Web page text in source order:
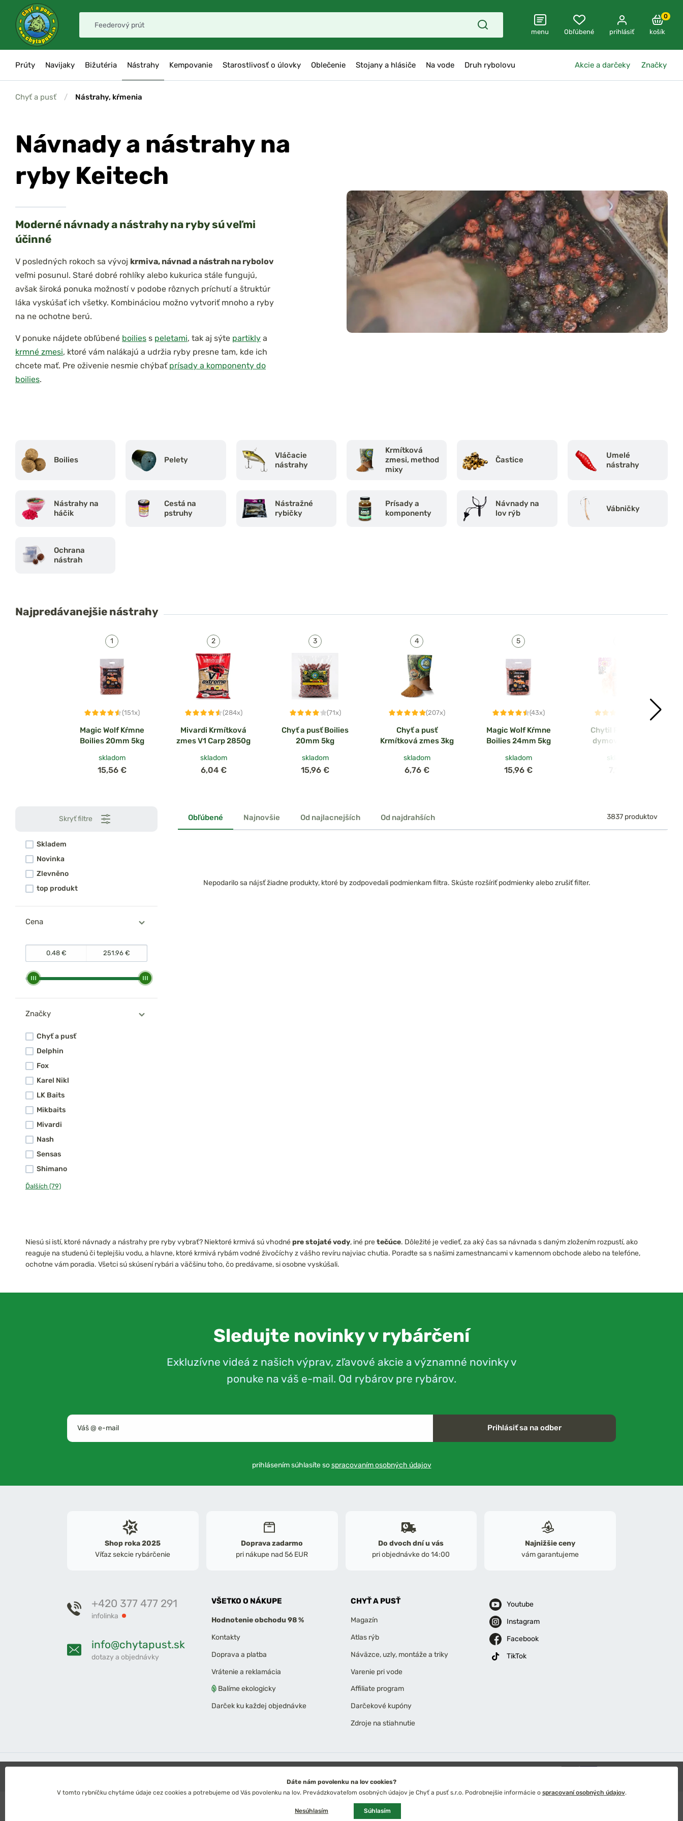
menu Obľúbené prihlásiť
0
košík
Prúty Navijaky Bižutéria Nástrahy Kempovanie Starostlivosť o úlovky Oblečenie Stojany a hlásiče Na vode Druh rybolovu Akcie a darčeky Značky
Chyť a pusť / Nástrahy, kŕmenia
Návnady a nástrahy na
ryby Keitech
Moderné návnady a nástrahy na ryby sú veľmi
účinné
V posledných rokoch sa vývoj krmiva, návnad a nástrah na rybolov
veľmi posunul. Staré dobré rohlíky alebo kukurica stále fungujú,
avšak široká ponuka možností v podobe rôznych príchutí a štruktúr
láka vyskúšať ich všetky. Kombináciou možno vytvoriť mnoho a ryby
na ne ochotne berú.
V ponuke nájdete obľúbené boilies s peletami, tak aj sýte partikly a
krmné zmesi, ktoré vám nalákajú a udržia ryby presne tam, kde ich
chcete mať. Pre oživenie nesmie chýbať prísady a komponenty do
boilies.
Boilies Pelety
Vláčacie
nástrahy
Krmítková
zmesi, method
mixy
Častice
Umelé
nástrahy
Nástrahy na
háčik
Cestá na
pstruhy
Nástražné
rybičky
Prísady a
komponenty
Návnady na
lov rýb
Vábničky
Ochrana
nástrah
Najpredávanejšie nástrahy
(151x)
Magic Wolf Kŕmne
Boilies 20mm 5kg
skladom
15,56 €
(284x)
Mivardi Krmítková
zmes V1 Carp 2850g
skladom
6,04 €
(71x)
Chyť a pusť Boilies
20mm 5kg
skladom
15,96 €
(207x)
Chyť a pusť
Krmítková zmes 3kg
skladom
6,76 €
(43x)
Magic Wolf Kŕmne
Boilies 24mm 5kg
skladom
15,96 €
Chytil Plávajúce
dymové boilies
15mm 35g
skladom
7,16 €
Skryť filtre
Skladem
Novinka
Zlevněno
top produkt
Cena
Značky
Chyť a pusť
Delphin
Fox
Karel Nikl
LK Baits
Mikbaits
Mivardi
Nash
Sensas
Shimano
Ďalších (79)
Obľúbené Najnovšie Od najlacnejších Od najdrahších 3837 produktov
Nepodarilo sa nájsť žiadne produkty, ktoré by zodpovedali podmienkam filtra. Skúste rozšíriť podmienky alebo zrušiť filter.
Niesú si istí, ktoré návnady a nástrahy pre ryby vybrať? Niektoré krmivá sú vhodnépre stojaté vody, iné pretečúce. Dôležité je vedieť, za aký čas sa návnada s daným zložením rozpustí, ako
reaguje na studenú či teplejšiu vodu, a hlavne, ktoré krmivá rybám vodné živočíchy z vášho revíru najviac chutia. Poradte sa s našimi zamestnancami v kamennom obchode alebo na telefóne,
ochotne vám poradia. Všetci sú skúsení rybári a väčšinu toho, čo predávame, si osobne vyskúšali.
Sledujte novinky v rybárčení
Exkluzívne videá z našich výprav, zľavové akcie a významné novinky v
ponuke na váš e-mail. Od rybárov pre rybárov.
Prihlásiť sa na odber
prihlásením súhlasíte sospracovaním osobných údajov
Shop roka 2025
Víťaz sekcie rybárčenie
Doprava zadarmo
pri nákupe nad 56 EUR
Do dvoch dní u vás
pri objednávke do 14:00
Najnižšie ceny
vám garantujeme
+420 377 477 291
infolinka
info@chytapust.sk
dotazy a objednávky
VŠETKO O NÁKUPE
Hodnotenie obchodu 98 %
Kontakty
Doprava a platba
Vrátenie a reklamácia
Balíme ekologicky
Darček ku každej objednávke
CHYŤ A PUSŤ
Magazín
Atlas rýb
Náväzce, uzly, montáže a triky
Varenie pri vode
Affiliate program
Darčekové kupóny
Zdroje na stiahnutie
Youtube
Instagram
Facebook
TikTok
Slovensko Euro
Dáte nám povolenku na lov cookies?
V tomto rybníčku chytáme údaje cez cookies a potrebujeme od Vás povolenku na lov. Prevádzkovateľom osobných údajov je Chyť a pusť s.r.o. Podrobnejšie informácie o spracovaní osobných údajov.
Nesúhlasím Súhlasím